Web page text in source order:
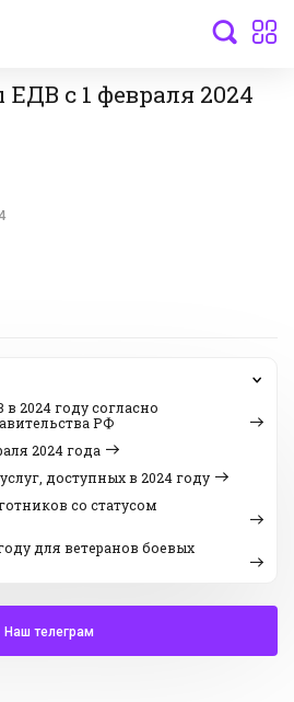
с 1 февраля 2024
2024 году согласно
РФ
2024 года
доступных в 2024 году
со статусом
для ветеранов боевых
Наш телеграм